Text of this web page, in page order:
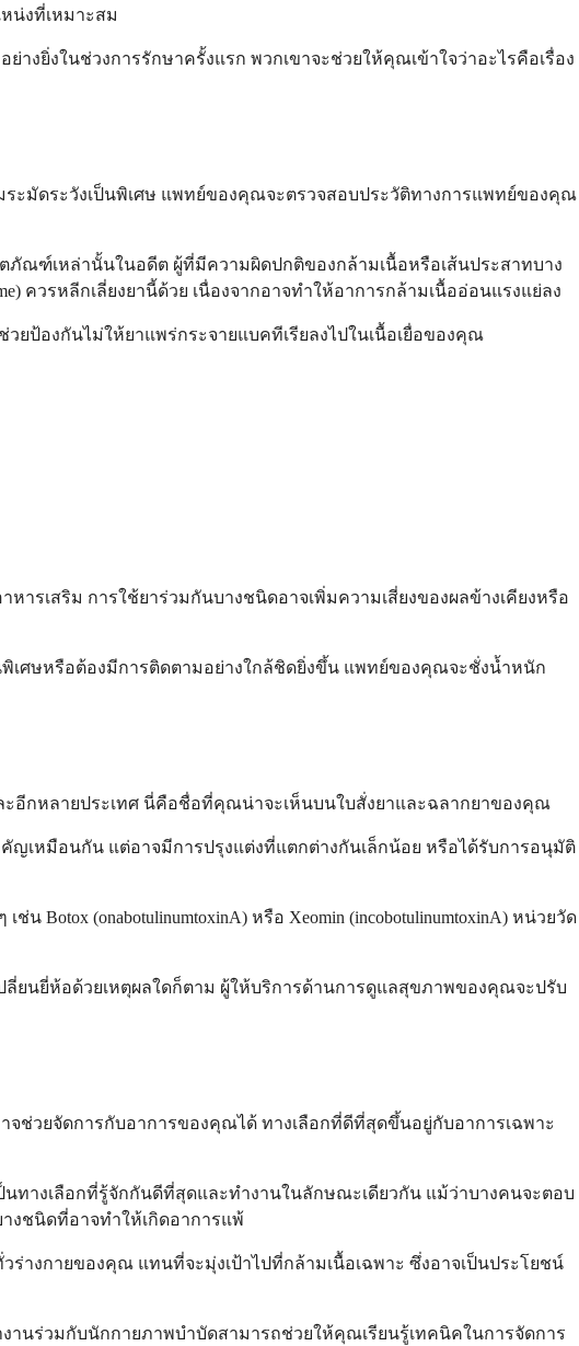
น่งที่เหมาะสม
งยิ่งในช่วงการรักษาครั้งแรก พวกเขาจะช่วยให้คุณเข้าใจว่าอะไรคือเรื่อง
ะมัดระวังเป็นพิเศษ แพทย์ของคุณจะตรวจสอบประวัติทางการแพทย์ของคุณ
ฑ์เหล่านั้นในอดีต ผู้ที่มีความผิดปกติของกล้ามเนื้อหรือเส้นประสาทบาง
ควรหลีกเลี่ยงยานี้ด้วย เนื่องจากอาจทำให้อาการกล้ามเนื้ออ่อนแรงแย่ลง
ป้องกันไม่ให้ยาแพร่กระจายแบคทีเรียลงไปในเนื้อเยื่อของคุณ
รเสริม การใช้ยาร่วมกันบางชนิดอาจเพิ่มความเสี่ยงของผลข้างเคียงหรือ
พิเศษหรือต้องมีการติดตามอย่างใกล้ชิดยิ่งขึ้น แพทย์ของคุณจะชั่งน้ำหนัก
อีกหลายประเทศ นี่คือชื่อที่คุณน่าจะเห็นบนใบสั่งยาและฉลากยาของคุณ
ญเหมือนกัน แต่อาจมีการปรุงแต่งที่แตกต่างกันเล็กน้อย หรือได้รับการอนุมัติ
Botox (onabotulinumtoxinA) หรือ Xeomin (incobotulinumtoxinA) หน่วยวัด
นยี่ห้อด้วยเหตุผลใดก็ตาม ผู้ให้บริการด้านการดูแลสุขภาพของคุณจะปรับ
จช่วยจัดการกับอาการของคุณได้ ทางเลือกที่ดีที่สุดขึ้นอยู่กับอาการเฉพาะ
นทางเลือกที่รู้จักกันดีที่สุดและทำงานในลักษณะเดียวกัน แม้ว่าบางคนจะตอบ
งชนิดที่อาจทำให้เกิดอาการแพ้
ร่างกายของคุณ แทนที่จะมุ่งเป้าไปที่กล้ามเนื้อเฉพาะ ซึ่งอาจเป็นประโยชน์
านร่วมกับนักกายภาพบำบัดสามารถช่วยให้คุณเรียนรู้เทคนิคในการจัดการ